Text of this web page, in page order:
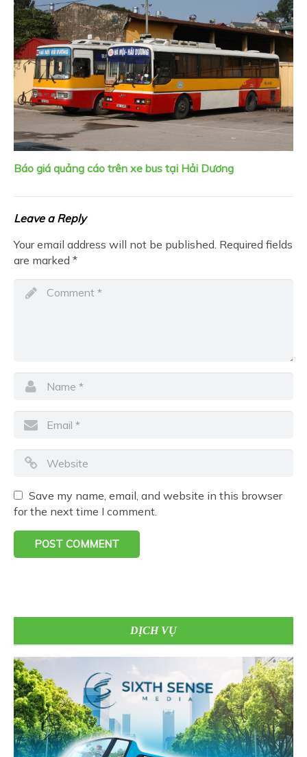
Báo giá quảng cáo trên xe bus tại Hải Dương
Leave a Reply
Your email address will not be published. Required fields
are marked *
Save my name, email, and website in this browser
for the next time I comment.
DỊCH VỤ